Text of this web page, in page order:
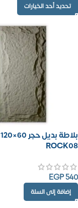
تحديد أحد الخيارات
ROCK08
EGP540
إضافة إلى السلة